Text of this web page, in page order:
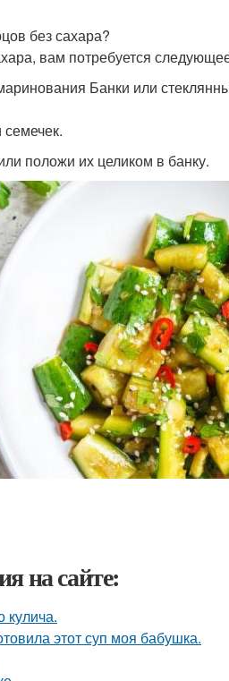
без сахара?
вам потребуется
Банки или
положи их целиком в банку.
на сайте:
кулича.
этот суп моя бабушка.